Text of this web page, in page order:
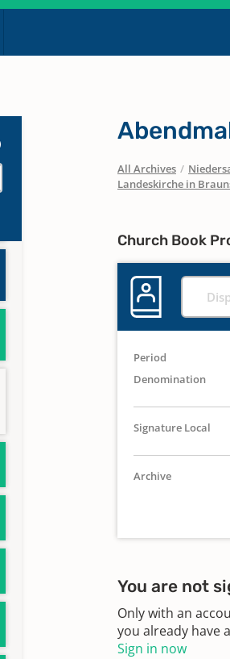
All Archives /
Landeskirche in
Church Book
Period
Denomination
Signature Local
Archive
You are not
Only with an
you already have
Sign in now